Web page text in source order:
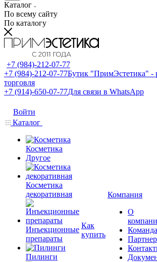
Каталог
По всему сайту
По каталогу
+7 (984)-212-07-77
+7 (984)-212-07-77Бутик "ПримЭстетика" -
торговля
+7 (914)-650-07-77Для связи в WhatsApp
Войти
Каталог
Косметика
Другое
Косметика
декоративная
Инъекционные
препараты
Пилинги
Как
купить
Компания
О
Команда